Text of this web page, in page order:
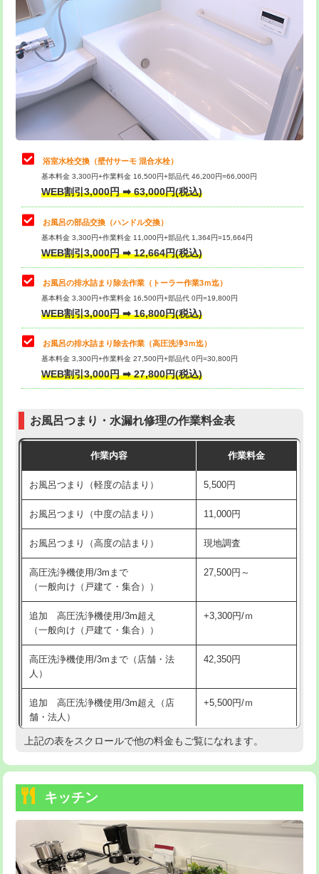
追加トーラー機使用/3m超え
カメラ調査 33,000円
桝清掃 8,800円
止水・漏水調査・防水処理・清掃・修
理・調整・分解・加工など（軽作業）
止水・漏水調査・防水処理・清掃・修
理・調整・分解・加工など（中作業）
22,000円
止水・漏水調査・防水処理・清掃・修
理・調整・分解・加工など（重作業）
33,000円
トイレタンク脱着
トイレ便器脱着
タンクレストイレ脱着 33,000円
小便器トイレ脱着
その他部品の脱着 8,800円～
交換・取付（タンク）
交換・取付（普通便座） 11,000円+材料費
交換・取付（温水洗浄便座） 16,500円+材料費
交換・取付(単水栓（壁付・デッキ
式）)
13,200円+材料費
交換・取付(混合水栓（壁付・デッキ
式・ワンホール）)
16,500円+材料費
交換・取付(排水栓・排水トラップ
（P/S/ポップアップ））
22,000円+材料費
交換・取付（その他部品） 11,000円+材料費
持込商品取付（単水栓） 13,200円
持込商品取付（混合水栓）
持込商品取付（浄水器・分岐水栓） 16,500円
持込商品取付（温水洗浄便座） 22,000円
持込商品取付（普通便座⇔温水洗浄便
22,000円
給水管工事※（ホール加工)
給水管工事※（バンド止め) 3,300円
給水管工事※（支持金具設置) 5,500円
浴室水栓交換（壁付サーモ 混合水栓）
基本料金 3,300円+作業料金 16,500円+部品代 46,200円=66,000円
WEB割引3,000円 ➡ 63,000円(税込)
お風呂の部品交換（ハンドル交換）
基本料金 3,300円+作業料金 11,000円+部品代 1,364円=15,664円
WEB割引3,000円 ➡ 12,664円(税込)
お風呂の排水詰まり除去作業（トーラー作業3ｍ迄）
基本料金 3,300円+作業料金 16,500円+部品代 0円=19,800円
WEB割引3,000円 ➡ 16,800円(税込)
お風呂の排水詰まり除去作業（高圧洗浄3ｍ迄）
基本料金 3,300円+作業料金 27,500円+部品代 0円=30,800円
WEB割引3,000円 ➡ 27,800円(税込)
お風呂つまり・水漏れ修理の作業料金表
作業内容 作業料金
お風呂つまり（軽度の詰まり） 5,500円
お風呂つまり（中度の詰まり） 11,000円
お風呂つまり（高度の詰まり） 現地調査
高圧洗浄機使用/3mまで
（一般向け（戸建て・集合））
27,500円～
追加 高圧洗浄機使用/3m超え
（一般向け（戸建て・集合））
+3,300円/ｍ
高圧洗浄機使用/3mまで（店舗・法
人）
42,350円
追加 高圧洗浄機使用/3m超え（店
舗・法人）
+5,500円/ｍ
高度高圧洗浄換 現地調査
トーラー機使用/3mまで
追加トーラー機使用/3m超え +3,300円
カメラ調査 33,000円
上記の表をスクロールで他の料金もご覧になれます。
キッチン